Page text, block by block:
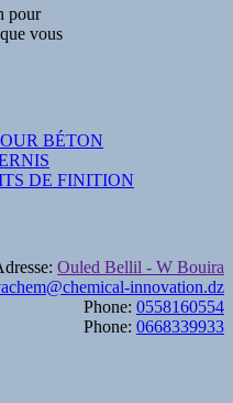
pour
vous
BÉTON
DE FINITION
Ouled Bellil - W Bouira
innovation.dz
Phone: 0558160554
Phone: 0668339933